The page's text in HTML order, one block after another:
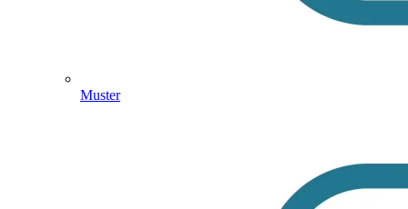
Muster